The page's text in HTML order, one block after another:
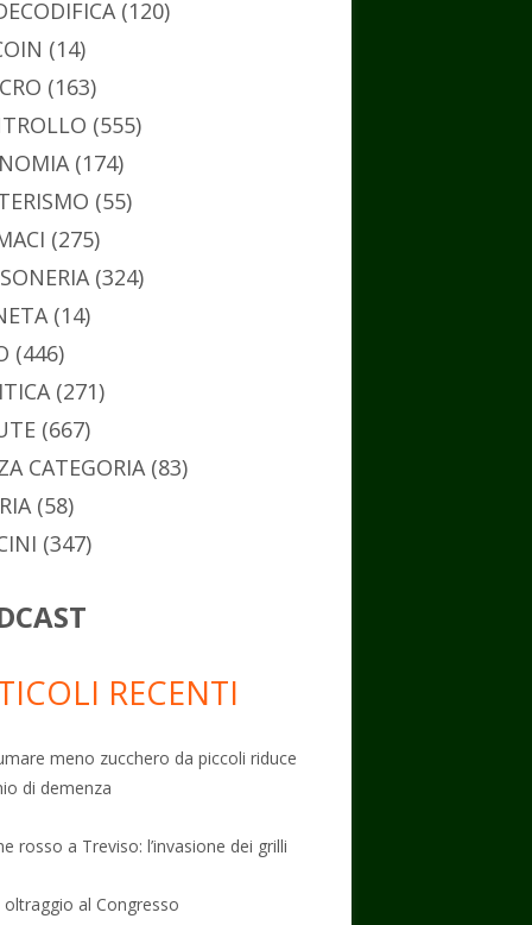
(120)
(14)
(163)
(555)
(174)
(55)
(275)
(324)
(14)
(446)
(271)
(667)
CATEGORIA(83)
(58)
(347)
RECENTI
meno zucchero da piccoli riduce
di demenza
rosso a Treviso: l’invasione dei grilli
oltraggio al Congresso